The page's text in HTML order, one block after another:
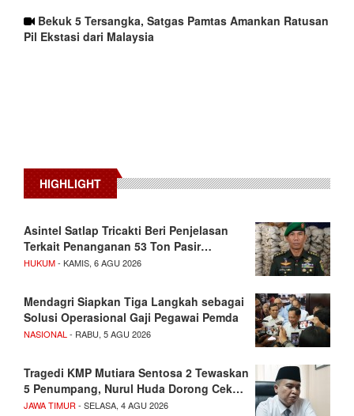
Bekuk 5 Tersangka, Satgas Pamtas Amankan Ratusan
Pil Ekstasi dari Malaysia
HIGHLIGHT
Asintel Satlap Tricakti Beri Penjelasan
Terkait Penanganan 53 Ton Pasir…
HUKUM- KAMIS, 6 AGU 2026
Mendagri Siapkan Tiga Langkah sebagai
Solusi Operasional Gaji Pegawai Pemda
NASIONAL - RABU, 5 AGU 2026
Tragedi KMP Mutiara Sentosa 2 Tewaskan
5 Penumpang, Nurul Huda Dorong Cek…
JAWA TIMUR - SELASA, 4 AGU 2026